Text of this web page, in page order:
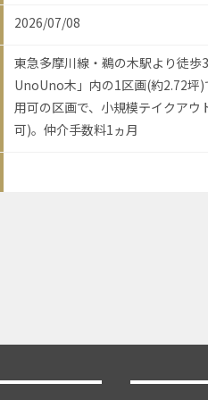
2026/07/08
東急多摩川線・鵜の木駅より徒
UnoUno木」内の1区画(約2.72坪
用可の区画で、小規模テイクア
可)。仲介手数料1ヵ月